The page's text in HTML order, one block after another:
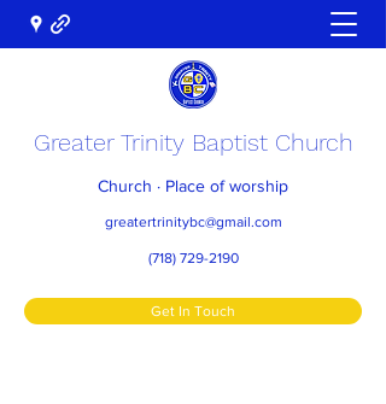
Greater Trinity Baptist Church
Church · Place of worship
greatertrinitybc@gmail.com
(718) 729-2190
Get In Touch